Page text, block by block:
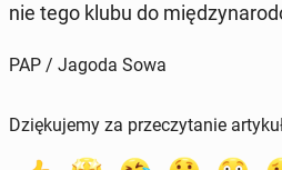
nie tego klubu do
PAP / Jagoda Sowa
Dziękujemy za przeczytanie